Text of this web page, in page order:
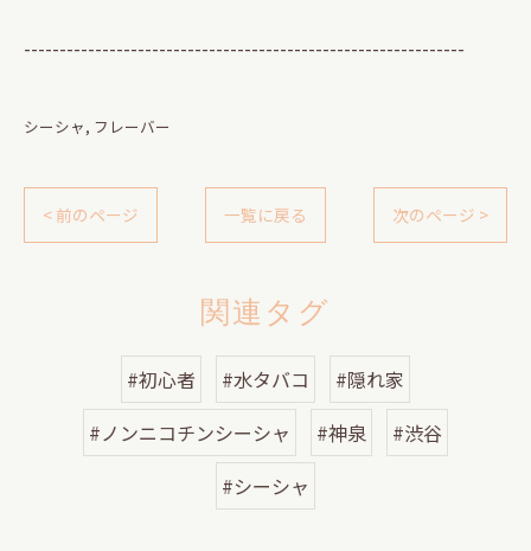
--------------------------------------------------------------
シーシャ フレーバー
< 前のページ 一覧に戻る 次のページ >
関連タグ
#初心者 #水タバコ
#隠れ家
#ノンニコチンシーシャ
#神泉
#渋谷
#シーシャ